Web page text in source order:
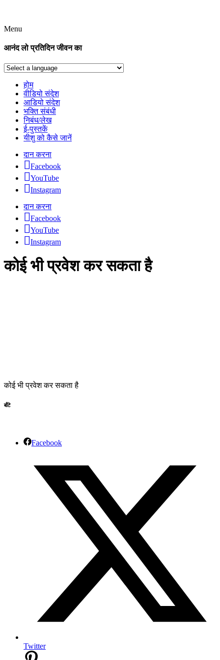
Menu
आनंद लो प्रतिदिन जीवन का
होम
वीडियो संदेश
आडियो संदेश
भक्ति संबंधी
निबंध/लेख
ई-पुस्तकें
यीशु को कैसे जानें
दान करना
Facebook
YouTube
Instagram
दान करना
Facebook
YouTube
Instagram
कोई भी प्रवेश कर सकता है
कोई भी प्रवेश कर सकता है
बाँटे
Facebook
Twitter